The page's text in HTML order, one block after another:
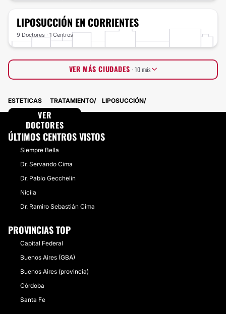
LIPOSUCCIÓN EN CORRIENTES
9 Doctores · 1 Centros
Tucumán
San Juan 6 Doctores · 2 Centros
Chaco
Neuquén
Chubut
Santiago del Estero
Formosa
Atlántico Sur
Santa Cruz
VER MÁS CIUDADES · 10 más
VER
DOCTORES
ESTETICAS TRATAMIENTO LIPOSUCCIÓN
ÚLTIMOS CENTROS VISTOS
Siempre Bella
Dr. Servando Cima
Dr. Pablo Gecchelin
Nicila
Dr. Ramiro Sebastián Cima
PROVINCIAS TOP
Capital Federal
Buenos Aires (GBA)
Buenos Aires (provincia)
Córdoba
Santa Fe